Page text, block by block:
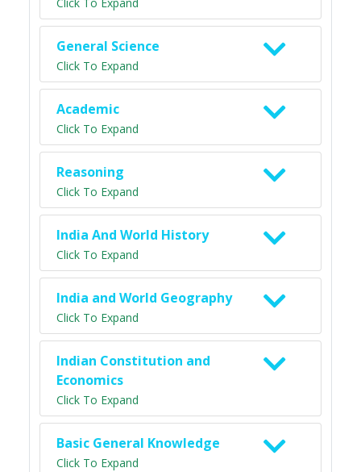
General Science
Click To Expand
Academic
Click To Expand
Reasoning
Click To Expand
India And World History
Click To Expand
India and World Geography
Click To Expand
Indian Constitution and
Economics
Click To Expand
Basic General Knowledge
Click To Expand